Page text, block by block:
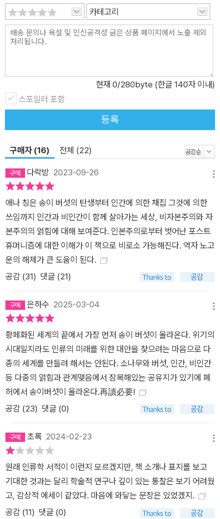
숲에 송이버섯을 채집하는 사람들이 모여 있다. 이곳의 풍경은 현
대 자본주의의 출현 이후 세계의 황폐한 상태를 잘 보여준다. 우
리 인간이 만든 폐허에서는 무엇이 살아남는가? 저자가 탐구한
정치적 난민, 미국의 백인 참전용사, 남미의 이주민 등은 자의든
타의든 떠돌이 가난한 삶을 사는 경향이 있다. ‘송이버섯 열병’을
앓는 프레카리아트의 이 버섯 채집인들은 정규직을 구하지 못했
거나 원하지 않거나 자연의 탁 트인 공간에 혼자 있는 ‘자유’를 선
버섯 무역을 매개로 어느 정도는 세계 경제에 편입되어 있다. 그
성하지만 여전히 시스템의 일부다. 전례 없이 불안정한 시대, 돈
을 벌고 있는 순간에도 불안정한 우리 시대의 삶과 버섯의 생태가
주는 메시지 『세계 끝의 버섯』은 이 불안정하고 불확실한 삶의 경
험이 일상이 되고 있는 자본주의 세계 체제에 균열이 일어나고 있
는 곳을 탐구한다. 저자는 우리 시대를 불안정성으로 정의한다.
이 불안정성은 세계에서 가장 부유한 나라인 미국에서조차 더는
사람들에게 안정된 직업도, 매달 생계 걱정 없이 자녀를 교육하고
키울 수 있는 안정감도, 아플 때 치료의 손길을 받을 수 있을 수
있는 의료 서비스도 보장되지 않는다. 사람과 사물은 언제든 필요
에 따라 버려질 수 있다. 사람과 사물이 소외됨에 따라 “풍경은
단순화되고, 단순화된 풍경은 자산 생산 후 유기된 공간, 즉 폐허
로 변한다.”(30쪽) 오늘날 세계의 풍경에는 ​​이런 종류의 폐허가
도처에 흩어져 있다. 그런데 이것이 이야기의 끝인가? 기존의 서
사에서는 이러한 장소에 죽음의 선고를 내려야 마땅하다. 그런데
이런 장소에도 활기가 넘칠 수 있다! 버려진 자연 풍경, 산업 풍경
은 때때로 새로운 다종과 다문화의 삶을 낳는다. 도처에 폐허로
방기된 이곳에서 우리는 생명을 찾는 것 외에는 선택지가 없다.
"생존이란 무엇인가? 생존이란 항상 다른 존재와 싸워 자기 자신
을 지키는 것을 뜻한다. 나는 생존을 그런 의미로 사용하지 않겠
다.” 우리의 생존을 위한 조건이 있다면 그것은 어떤 것일까? 저
자는 이렇게 말한다. “우리는 경제적이고 생태적인 붕괴 속에서
도 살아가야 하는 문제에 봉착했다. 진보에 관한 이야기도, 붕괴
에 관한 이야기도 어떻게 하면 협력적 생존을 생각할 수 있을지
말해주지 않는다. 이쯤에서 버섯 채집에 주의를 기울여보자. 버섯
카테고리
현재 0/280byte (한글 140자 이내)
스포일러 포함
등록
구매자 (16) 전체 (22)
다락방 2023-09-26
애나 칭은 송이 버섯의 탄생부터 인간에 의한 채집 그것에 의한
쓰임까지 인간과 비인간이 함께 살아가는 세상, 비자본주의와 자
본주의의 얽힘에 대해 보여준다. 인본주의로부터 벗어난 포스트
휴머니즘에 대한 이해가 이 책으로 비로소 가능해진다. 역자 노고
운의 해제가 큰 도움이 된다.
공감 (31) 댓글 (21)
은하수 2025-03-04
황페화된 세계의 끝에서 가장 먼저 송이 버섯이 올라온다. 위기의
시대일지라도 인류의 미래를 위한 대안을 찾으려는 마음으로 다
종의 세계를 만들려 해서는 안된다. 소나무와 버섯, 인간, 비인간
등 다종의 얽힘과 관계맺음에서 잠복해있는 공유지가 있기에 폐
허에서 송이버섯이 올라온다.再讀必要!
공감 (23) 댓글 (0)
초록 2024-02-23
원래 인류학 서적이 이런지 모르겠지만, 책 소개나 표지를 보고
기대한 것과는 달리 학술적 연구나 깊이 있는 통찰은 보기 어려웠
고, 감상적 에세이 같았다. 마음에 와닿는 문장은 있었겠지.
공감 (11) 댓글 (0)